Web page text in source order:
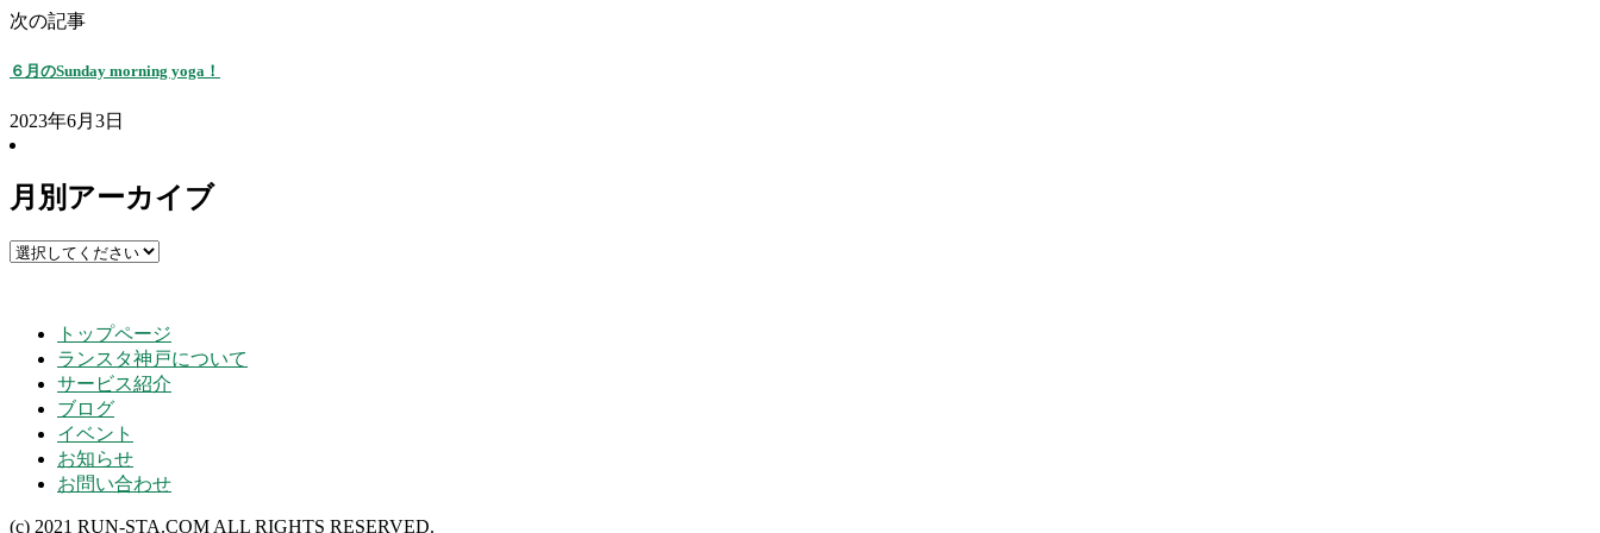
次の記事
６月のSunday morning yoga！
2023年6月3日
月別アーカイブ
トップページ
ランスタ神戸について
サービス紹介
ブログ
イベント
お知らせ
お問い合わせ
(c) 2021 RUN-STA.COM ALL RIGHTS RESERVED.